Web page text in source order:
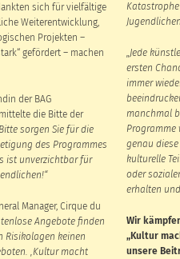
sich für vielfältige
Weiterentwicklung,
Projekten –
gefördert – machen
der BAG
die Bitte der
sorgen Sie für die
des Programmes
ist unverzichtbar für
Manager, Cirque du
Angebote finden
Risikolagen keinen
‚Kultur macht
„Jede
ersten
immer
manchmal
Programme
genau
kulturelle
oder
erhalten
Wir
„Kultur
unsere